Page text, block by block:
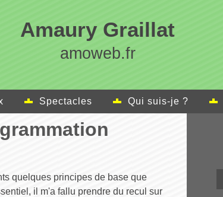
Amaury Graillat
amoweb.fr
Spectacles Qui suis-je ?
quelques principes de base que
il m'a fallu prendre du recul sur